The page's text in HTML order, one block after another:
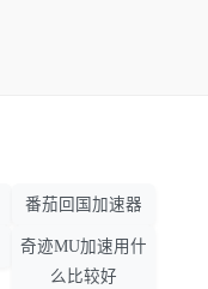
番茄回国加速器
奇迹MU加速用什
么比较好